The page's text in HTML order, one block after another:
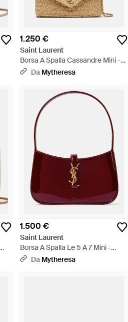
1.250 €
Saint Laurent
Borsa A Spalla Cassandre Mini -
Neutro
Da Mytheresa
1.500 €
Saint Laurent
Borsa A Spalla Le 5 A 7 Mini -
Rosso
Da Mytheresa